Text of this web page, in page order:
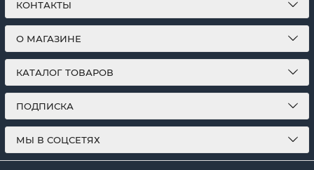
КОНТАКТЫ
О МАГАЗИНЕ
КАТАЛОГ ТОВАРОВ
ПОДПИСКА
МЫ В СОЦСЕТЯХ